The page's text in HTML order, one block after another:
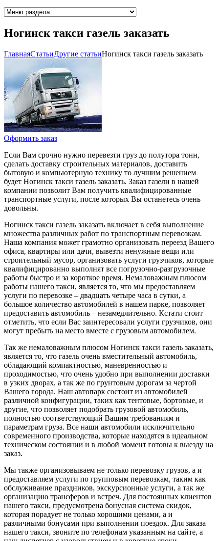
Ногинск такси газель заказать
ГлавнаяCтатьиДругие статьиНогинск такси газель заказать
Оформить заказ
Если Вам срочно нужно перевезти груз до полутора тонн,
сделать доставку строительных материалов, доставить
бытовую и компьютерную технику то лучшим решением
будет Ногинск такси газель заказать. Заказ газели в нашей
компании позволит Вам получить квалифицированные
транспортные услуги, после которых Вы останетесь очень
довольны.
Ногинск такси газель заказать включает в себя выполнение
множества различных работ по транспортным перевозкам.
Наша компания может грамотно организовать переезд Вашего
офиса, квартиры или дачи, вывезти ненужные вещи или
строительный мусор, организовать услуги грузчиков, которые
квалифицированно выполнят все погрузочно-разгрузочные
работы быстро и за короткое время. Немаловажным плюсом
работы нашего такси, является то, что мы предоставляем
услуги по перевозке – двадцать четыре часа в сутки, а
большое количество автомобилей в нашем парке, позволяет
предоставить автомобиль – незамедлительно. Кстати стоит
отметить, что если Вас заинтересовали услуги грузчиков, они
могут пребыть на место вместе с грузовым автомобилем.
Так же немаловажным плюсом Ногинск такси газель заказать,
является то, что газель очень вместительный автомобиль,
обладающий компактностью, маневренностью и
проходимостью, что очень удобно при выполнении доставки
в узких дворах, а так же по грунтовым дорогам за чертой
Вашего города. Наш автопарк состоит из автомобилей
различной конфигурации, таких как тентовые, бортовые, и
другие, что позволяет подобрать грузовой автомобиль,
полностью соответствующий Вашим требованиям и
параметрам груза. Все наши автомобили исключительно
современного производства, которые находятся в идеальном
техническом состоянии и в любой момент готовы к выезду на
заказ.
Мы также организовываем не только перевозку грузов, а и
предоставляем услуги по групповым перевозкам, таким как
обслуживание праздников, экскурсионные услуги, а так же
организацию трансферов и встреч. Для постоянных клиентов
нашего такси, предусмотрена бонусная система скидок,
которая порадует не только хорошими ценами, а и
различными бонусами при выполнении поездок. Для заказа
нашего такси, звоните по телефонам указанным на сайте, а